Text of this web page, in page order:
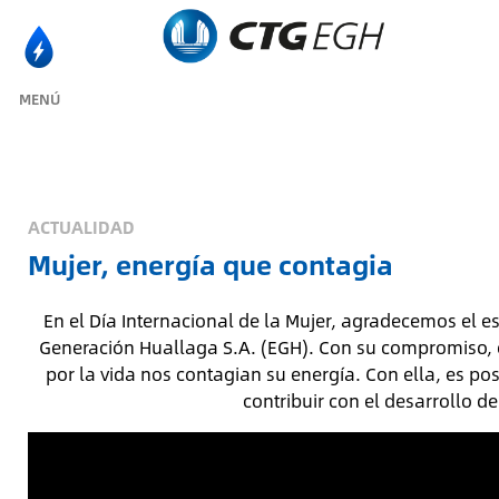
MENÚ
ACTUALIDAD
Mujer, energía que contagia
En el Día Internacional de la Mujer, agradecemos el
Generación Huallaga S.A. (EGH). Con su
por la vida nos contagian su energía. Con ella, es
contribuir con el desarrollo